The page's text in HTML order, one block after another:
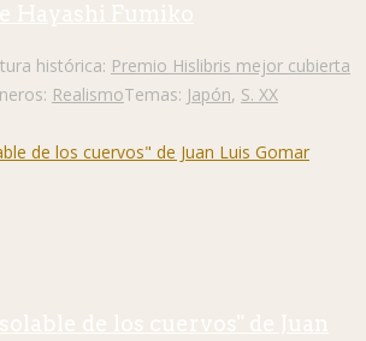
Hayashi Fumiko
histórica: Premio Hislibris mejor cubierta
RealismoTemas: Japón, S. XX
de los cuervos" de Juan